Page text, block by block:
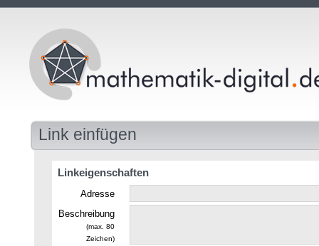
Link einfügen
Linkeigenschaften
Adresse
Beschreibung
(max. 80
Zeichen)